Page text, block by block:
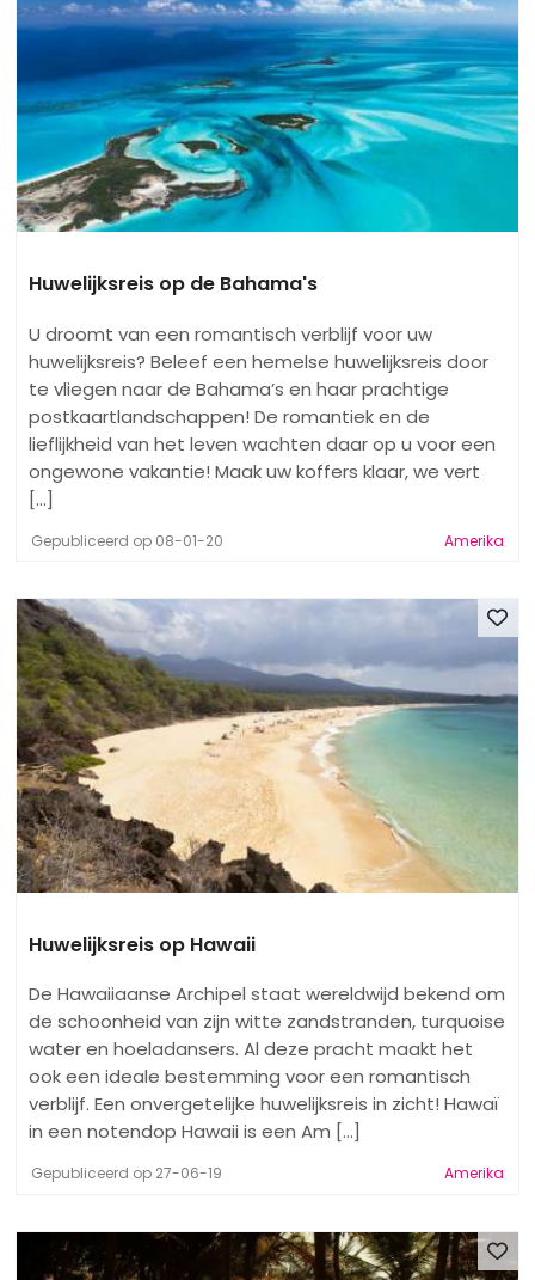
Huwelijksreis op de Bahama's
U droomt van een romantisch verblijf voor uw
huwelijksreis? Beleef een hemelse huwelijksreis door
te vliegen naar de Bahama’s en haar prachtige
postkaartlandschappen! De romantiek en de
lieflijkheid van het leven wachten daar op u voor een
ongewone vakantie! Maak uw koffers klaar, we vert
[...]
Gepubliceerd op 08-01-20 Amerika
Huwelijksreis op Hawaii
De Hawaiiaanse Archipel staat wereldwijd bekend om
de schoonheid van zijn witte zandstranden, turquoise
water en hoeladansers. Al deze pracht maakt het
ook een ideale bestemming voor een romantisch
verblijf. Een onvergetelijke huwelijksreis in zicht! Hawaï
in een notendop Hawaii is een Am [...]
Gepubliceerd op 27-06-19 Amerika